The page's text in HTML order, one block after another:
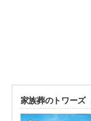
家族葬のトワーズ